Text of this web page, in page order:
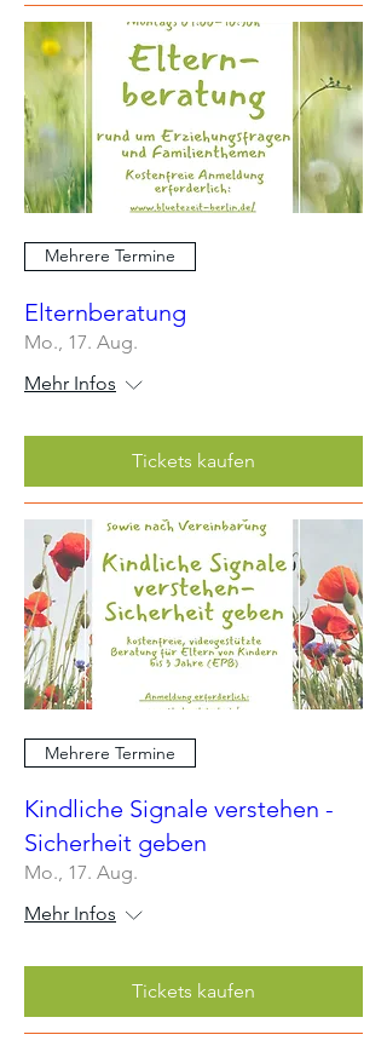
Mehrere Termine
Elternberatung
Mo., 17. Aug.
Mehr Infos
Tickets kaufen
Mehrere Termine
Kindliche Signale verstehen -
Sicherheit geben
Mo., 17. Aug.
Mehr Infos
Tickets kaufen